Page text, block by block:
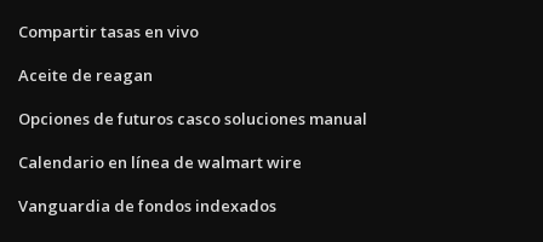
Compartir tasas en vivo
Aceite de reagan
Opciones de futuros casco soluciones manual
Calendario en línea de walmart wire
Vanguardia de fondos indexados